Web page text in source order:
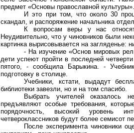
предмет «Основы православной культуры».
И это при том, что около 30
скандал, и распоряжение начальника
К вопросам веры у нас
Неудивительно, что у чиновников были
картинка вырисовывается на загляденье:
- На изучение «Основ мировых
дети успеют пройти в последней
пятого, - сообщила Барыкина. -
подготовку в столице.
Учебники, кстати, выдадут
библиотеки завезли, но и на том спасибо.
Выбрать учителей оказалось
предъявляют особые требования,
порядочность, высокий уровень
четвероклассников будут более семисот
После эксперимента чиновники